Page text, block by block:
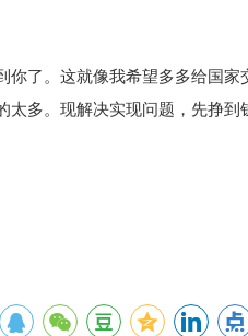
了。这就像我希望多多给国家
多。现解决实现问题，先挣到